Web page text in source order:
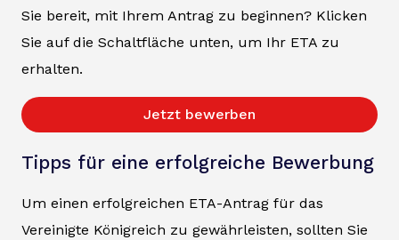
Sie bereit, mit Ihrem Antrag zu beginnen? Klicken
Sie auf die Schaltfläche unten, um Ihr ETA zu
erhalten.
Jetzt bewerben
Tipps für eine erfolgreiche Bewerbung
Um einen erfolgreichen ETA-Antrag für das
Vereinigte Königreich zu gewährleisten, sollten Sie